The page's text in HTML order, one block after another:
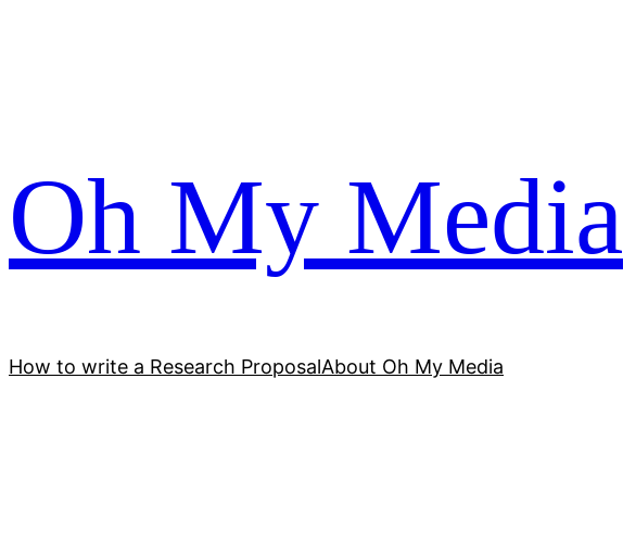
Oh My Media
How to write a Research ProposalAbout Oh My Media